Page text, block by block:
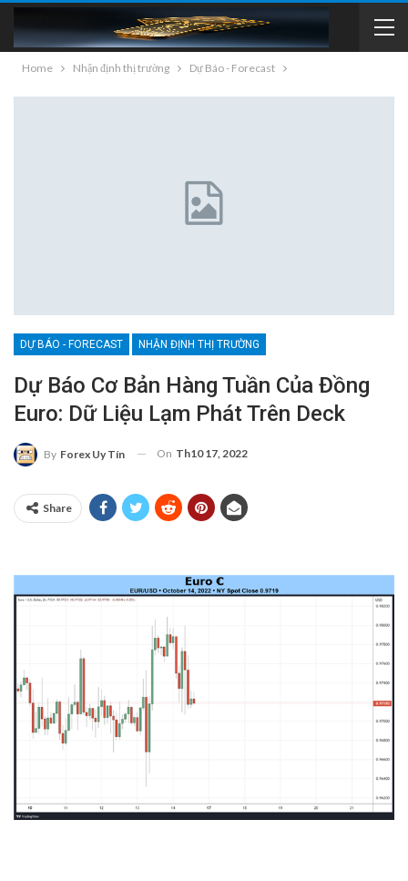
Home Nhận định thị trường Dự Báo - Forecast
DỰ BÁO - FORECAST NHẬN ĐỊNH THỊ TRƯỜNG
Dự Báo Cơ Bản Hàng Tuần Của Đồng
Euro: Dữ Liệu Lạm Phát Trên Deck
By Forex Uy Tín On Th10 17, 2022
Share